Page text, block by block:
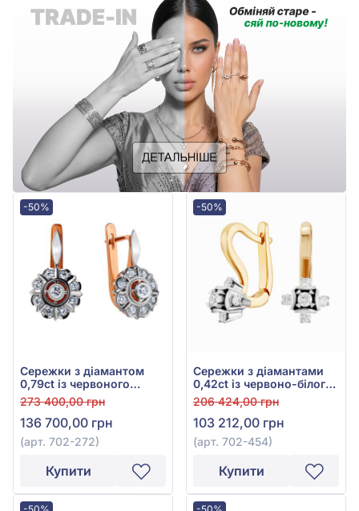
-50%
Сережки з діамантом
0,79ct із червоного
золота 585°, арт. 702-272
273 400,00 грн
136 700,00 грн
(арт. 702-272)
Купити
-50%
Сережки з діамантами
0,42ct із червоно-білого
золота 585°, арт. 702-454
206 424,00 грн
103 212,00 грн
(арт. 702-454)
Купити